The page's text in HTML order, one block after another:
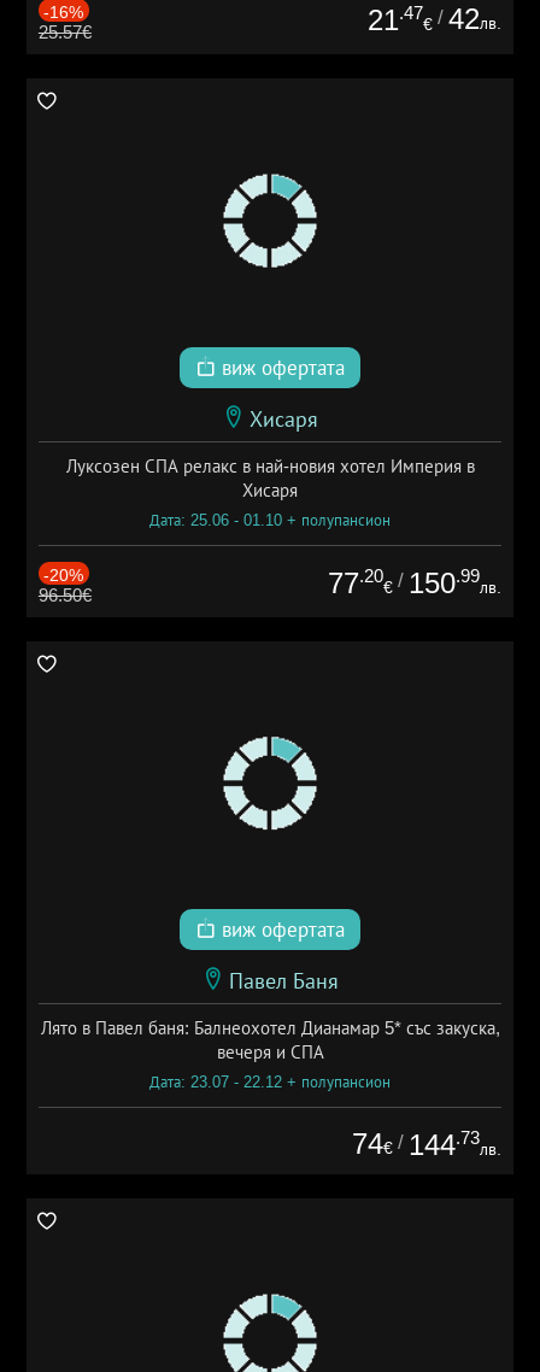
-16%
25.57€ 21.47
€ / 42лв.
виж офертата
Хисаря
Луксозен СПА релакс в най-новия хотел Империя в
Хисаря
Дата: 25.06 - 01.10 + полупансион
-20%
96.50€ 77.20
€ / 150.99
лв.
виж офертата
Павел Баня
Лято в Павел баня: Балнеохотел Дианамар 5* със закуска,
вечеря и СПА
Дата: 23.07 - 22.12 + полупансион
74€ / 144.73
лв.